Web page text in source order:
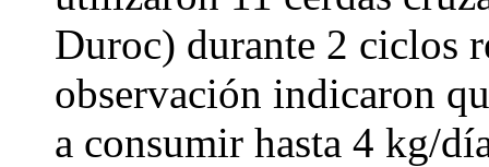
Duroc) durante 2 ciclos
observación indicaron
a consumir hasta 4 kg/